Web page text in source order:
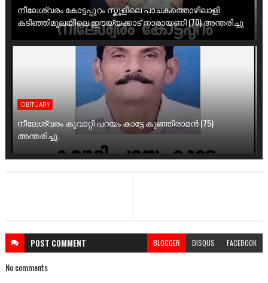
നീലേശ്വരം കോട്ടപ്പുറം സ്കൂളിലെ പാചകത്തൊഴിലാളി
കടിഞ്ഞിമൂലയിലെ ഈയ്യക്കാട് നാരായണി (70) അന്തരിച്ചു
OBITUARY
നീലേശ്വരം കൂവാറ്റി പറയം കാട്ടേ കുഞ്ഞിരാമൻ (75)
അന്തരിച്ചു.
POST COMMENT BLOGGER DISQUS FACEBOOK
No comments